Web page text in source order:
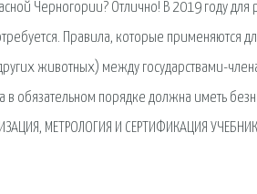
Черногории? Отлично! В 2019 году
Правила, которые применяются
животных) между государствами-
обязательном порядке должна иметь
МЕТРОЛОГИЯ И СЕРТИФИКАЦИЯ